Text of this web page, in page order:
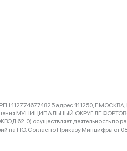
1127746774825 адрес 111250, Г.МОСКВА,
МУНИЦИПАЛЬНЫЙ ОКРУГ
62.0) осуществляет деятельность по
на ПО. Согласно Приказу Минцифры от